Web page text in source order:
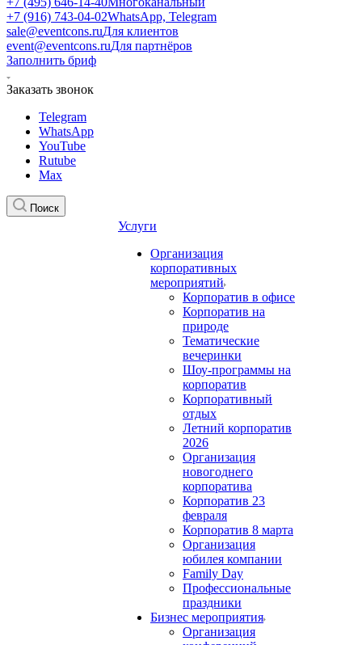
+7 (916) 743-04-02WhatsApp, Telegram
sale@eventcons.ruДля клиентов
event@eventcons.ruДля партнёров
Заполнить бриф
Заказать звонок
Telegram
WhatsApp
YouTube
Rutube
Max
Поиск
Услуги
Организация
корпоративных
мероприятий
Корпоратив в офисе
Корпоратив на
природе
Тематические
вечеринки
Шоу-программы на
корпоратив
Корпоративный
отдых
Летний корпоратив
2026
Организация
новогоднего
корпоратива
Корпоратив 23
февраля
Корпоратив 8 марта
Организация
юбилея компании
Family Day
Профессиональные
праздники
Бизнес мероприятия
Организация